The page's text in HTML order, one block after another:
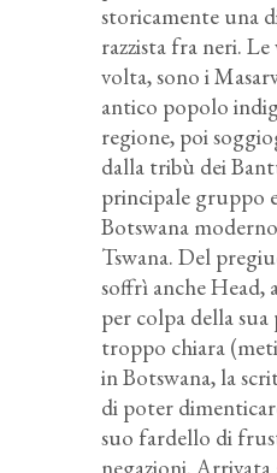
storicamente una
razzista fra neri.
volta, sono i
antico popolo
regione, poi
dalla tribù dei
principale gruppo
Botswana
Tswana. Del
soffrì anche Head,
per colpa della
troppo chiara
in Botswana, la
di poter
suo fardello di